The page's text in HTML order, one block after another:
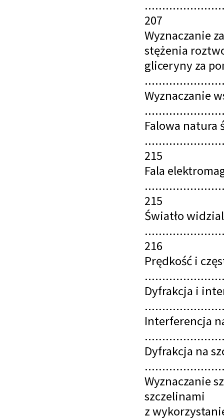
207
Wyznaczanie
stężenia
gliceryny za
Wyznaczanie
Falowa natura
215
Fala
215
Światło
216
Prędkość i
Dyfrakcja i
Interferencja
Dyfrakcja na
Wyznaczanie
szczelinami
z